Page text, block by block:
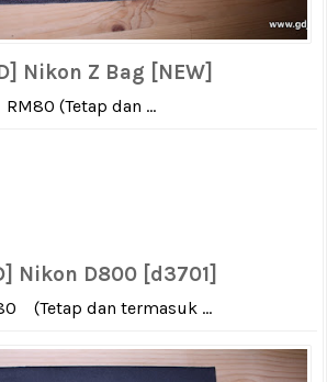
Nikon Z Bag [NEW]
RM80 (Tetap dan ...
Nikon D800 [d3701]
(Tetap dan termasuk ...